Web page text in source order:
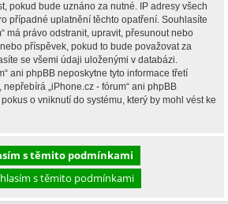
pokud bude uznáno za nutné. IP adresy všech
případné uplatnění těchto opatření. Souhlasíte
má právo odstranit, upravit, přesunout nebo
příspěvek, pokud to bude považovat za
se všemi údaji uloženými v databázi.
ani phpBB neposkytne tyto informace třetí
„iPhone.cz - fórum“ ani phpBB
o vniknutí do systému, který by mohl vést ke